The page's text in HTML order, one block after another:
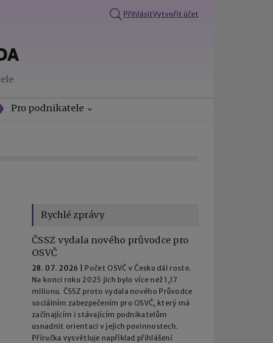
PřihlásitVytvořit účet
Pro podnikatele
Rychlé zprávy
ČSSZ vydala nového průvodce pro
OSVČ
28. 07. 2026
Počet OSVČ v Česku dál roste.
Na konci roku 2025 jich bylo více než 1,17
milionu. ČSSZ proto vydala nového Průvodce
sociálním zabezpečením pro OSVČ, který má
začínajícím i stávajícím podnikatelům
usnadnit orientaci v jejich povinnostech.
Příručka vysvětluje například přihlášení